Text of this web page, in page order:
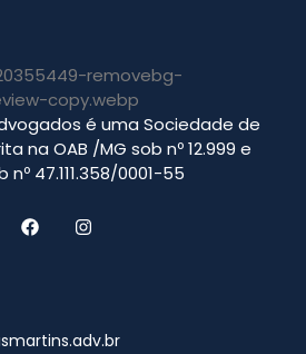
é uma Sociedade de
na OAB /MG sob nº 12.999 e
nº 47.111.358/0001-55